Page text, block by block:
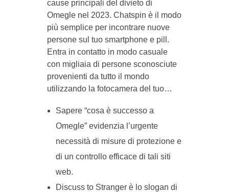
cause principali del divieto di
Omegle nel 2023. Chatspin è il modo
più semplice per incontrare nuove
persone sul tuo smartphone e pill.
Entra in contatto in modo casuale
con migliaia di persone sconosciute
provenienti da tutto il mondo
utilizzando la fotocamera del tuo…
Sapere “cosa è successo a
Omegle” evidenzia l’urgente
necessità di misure di protezione e
di un controllo efficace di tali siti
web.
Discuss to Stranger è lo slogan di